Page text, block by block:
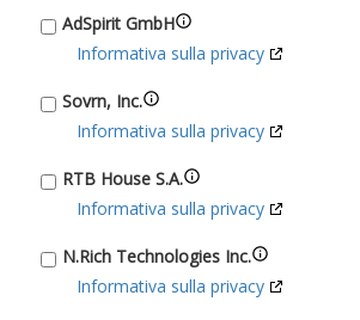
AdSpirit GmbH
Informativa sulla privacy
Sovrn, Inc.
Informativa sulla privacy
RTB House S.A.
Informativa sulla privacy
N.Rich Technologies Inc.
Informativa sulla privacy